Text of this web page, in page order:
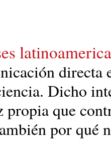
Dicho
propia que
también